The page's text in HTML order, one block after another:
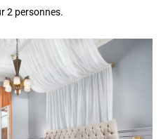
2 personnes.